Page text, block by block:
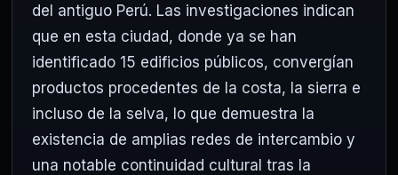
del antiguo Perú. Las investigaciones indican
que en esta ciudad, donde ya se han
identificado 15 edificios públicos, convergían
productos procedentes de la costa, la sierra e
incluso de la selva, lo que demuestra la
existencia de amplias redes de intercambio y
una notable continuidad cultural tras la